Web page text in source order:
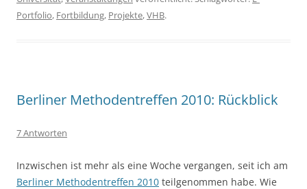
Portfolio, Fortbildung, Projekte,VHB.
Berliner Methodentreffen 2010: Rückblick
7 Antworten
Inzwischen ist mehr als eine Woche vergangen, seit ich am
Berliner Methodentreffen 2010 teilgenommen habe. Wie